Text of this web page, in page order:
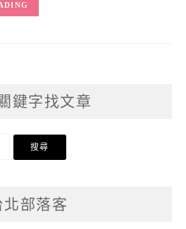
鍵字找文章
北部落客